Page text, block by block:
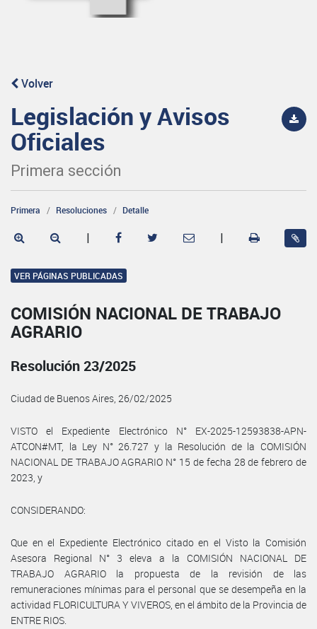
Volver
Legislación y Avisos
Oficiales
Primera sección
Primera Resoluciones Detalle
| |
VER PÁGINAS PUBLICADAS
COMISIÓN NACIONAL DE TRABAJO
AGRARIO
Resolución 23/2025
Ciudad de Buenos Aires, 26/02/2025
VISTO el Expediente Electrónico N° EX-2025-12593838-APN-
ATCON#MT, la Ley N° 26.727 y la Resolución de la COMISIÓN
NACIONAL DE TRABAJO AGRARIO N° 15 de fecha 28 de febrero de
2023, y
CONSIDERANDO:
Que en el Expediente Electrónico citado en el Visto la Comisión
Asesora Regional N° 3 eleva a la COMISIÓN NACIONAL DE
TRABAJO AGRARIO la propuesta de la revisión de las
remuneraciones mínimas para el personal que se desempeña en la
actividad FLORICULTURA Y VIVEROS, en el ámbito de la Provincia de
ENTRE RIOS.